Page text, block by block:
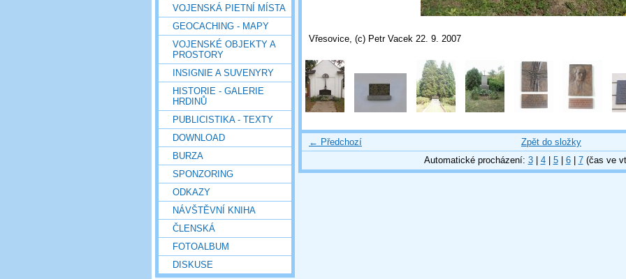
VOJENSKÁ PIETNÍ MÍSTA
GEOCACHING - MAPY
VOJENSKÉ OBJEKTY A
PROSTORY
INSIGNIE A SUVENYRY
HISTORIE - GALERIE
HRDINŮ
PUBLICISTIKA - TEXTY
DOWNLOAD
BURZA
SPONZORING
ODKAZY
NÁVŠTĚVNÍ KNIHA
ČLENSKÁ
FOTOALBUM
DISKUSE
Vřesovice, (c) Petr Vacek 22. 9. 2007
← Předchozí
Zpět do složky
Automatické procházení: 3| 4| 5| 6| 7(čas ve